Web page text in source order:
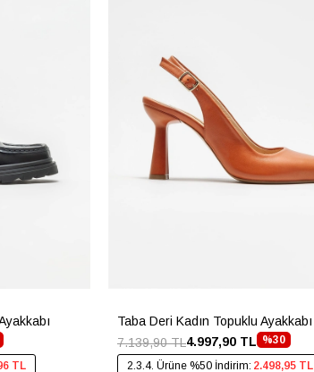
TL
Taba Deri Kadın Topuklu Ayakkabı
%30
4.997,90 TL
7.139,90 TL
2.3.4. Ürüne %50 İndirim: 2.498,95 TL